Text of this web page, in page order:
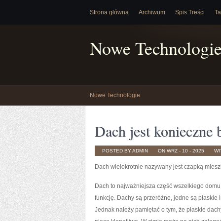
Strona główna Archiwum Spis Treści
Nowe
Nowe Technologie
Dach jest
POSTED BY ADMIN ON WRZ - 10 - 2025
Dach wielokrotnie nazywany jest czapką
Dach to najważniejsza część wszelkiego
funkcję. Dachy są przeróżne, jedne są
Jednak należy pamiętać o tym, że płaskie